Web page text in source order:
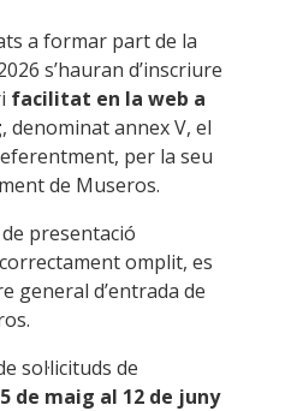
a formar part de la
s’hauran d’inscriure
facilitat en la web a
, denominat annex V, el
per la seu
de Museros.
presentació
omplit, es
general d’entrada de
sol·licituds de
de maig al 12 de juny